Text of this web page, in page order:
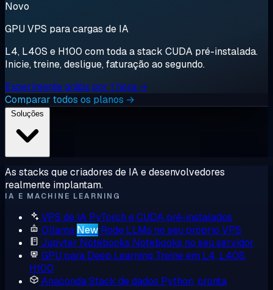
Novo
GPU VPS para cargas de IA
L4, L40S e H100 com toda a stack CUDA pré-instalada.
Inicie, treine, desligue, faturação ao segundo.
Experimente grátis por 1 hora →
Comparar todos os planos →
As stacks que criadores de IA e desenvolvedores
realmente implantam.
IA E MACHINE LEARNING
VPS de IA PyTorch e CUDA pré-instalados
Ollama New Rode LLMs no seu próprio VPS
Jupyter Notebooks Notebooks no seu servidor
GPU para Deep Learning Treine em L4, L40S,
H100
AnacondaStack de dados Python, pronta